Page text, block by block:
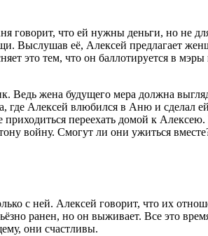
говорит, что ей нужны деньги, но не
Выслушав её, Алексей предлагает
это тем, что он баллотируется в
Ведь жена будущего мера должна
где Алексей влюбился в Аню и сделал
переехать домой к Алексею.
войну. Смогут ли они ужиться
с ней. Алексей говорит, что их
ранен, но он выживает. Все это
они счастливы.